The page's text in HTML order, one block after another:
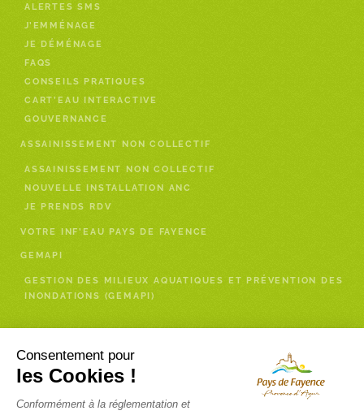
Consentement pour
les Cookies !
Conformément à la réglementation et
ALERTES SMS
J’EMMÉNAGE
JE DÉMÉNAGE
FAQS
CONSEILS PRATIQUES
CART’EAU INTERACTIVE
GOUVERNANCE
ASSAINISSEMENT NON COLLECTIF
ASSAINISSEMENT NON COLLECTIF
NOUVELLE INSTALLATION ANC
JE PRENDS RDV
VOTRE INF’EAU PAYS DE FAYENCE
GEMAPI
GESTION DES MILIEUX AQUATIQUES ET PRÉVENTION DES
INONDATIONS (GEMAPI)
Enfance- Services à la personne